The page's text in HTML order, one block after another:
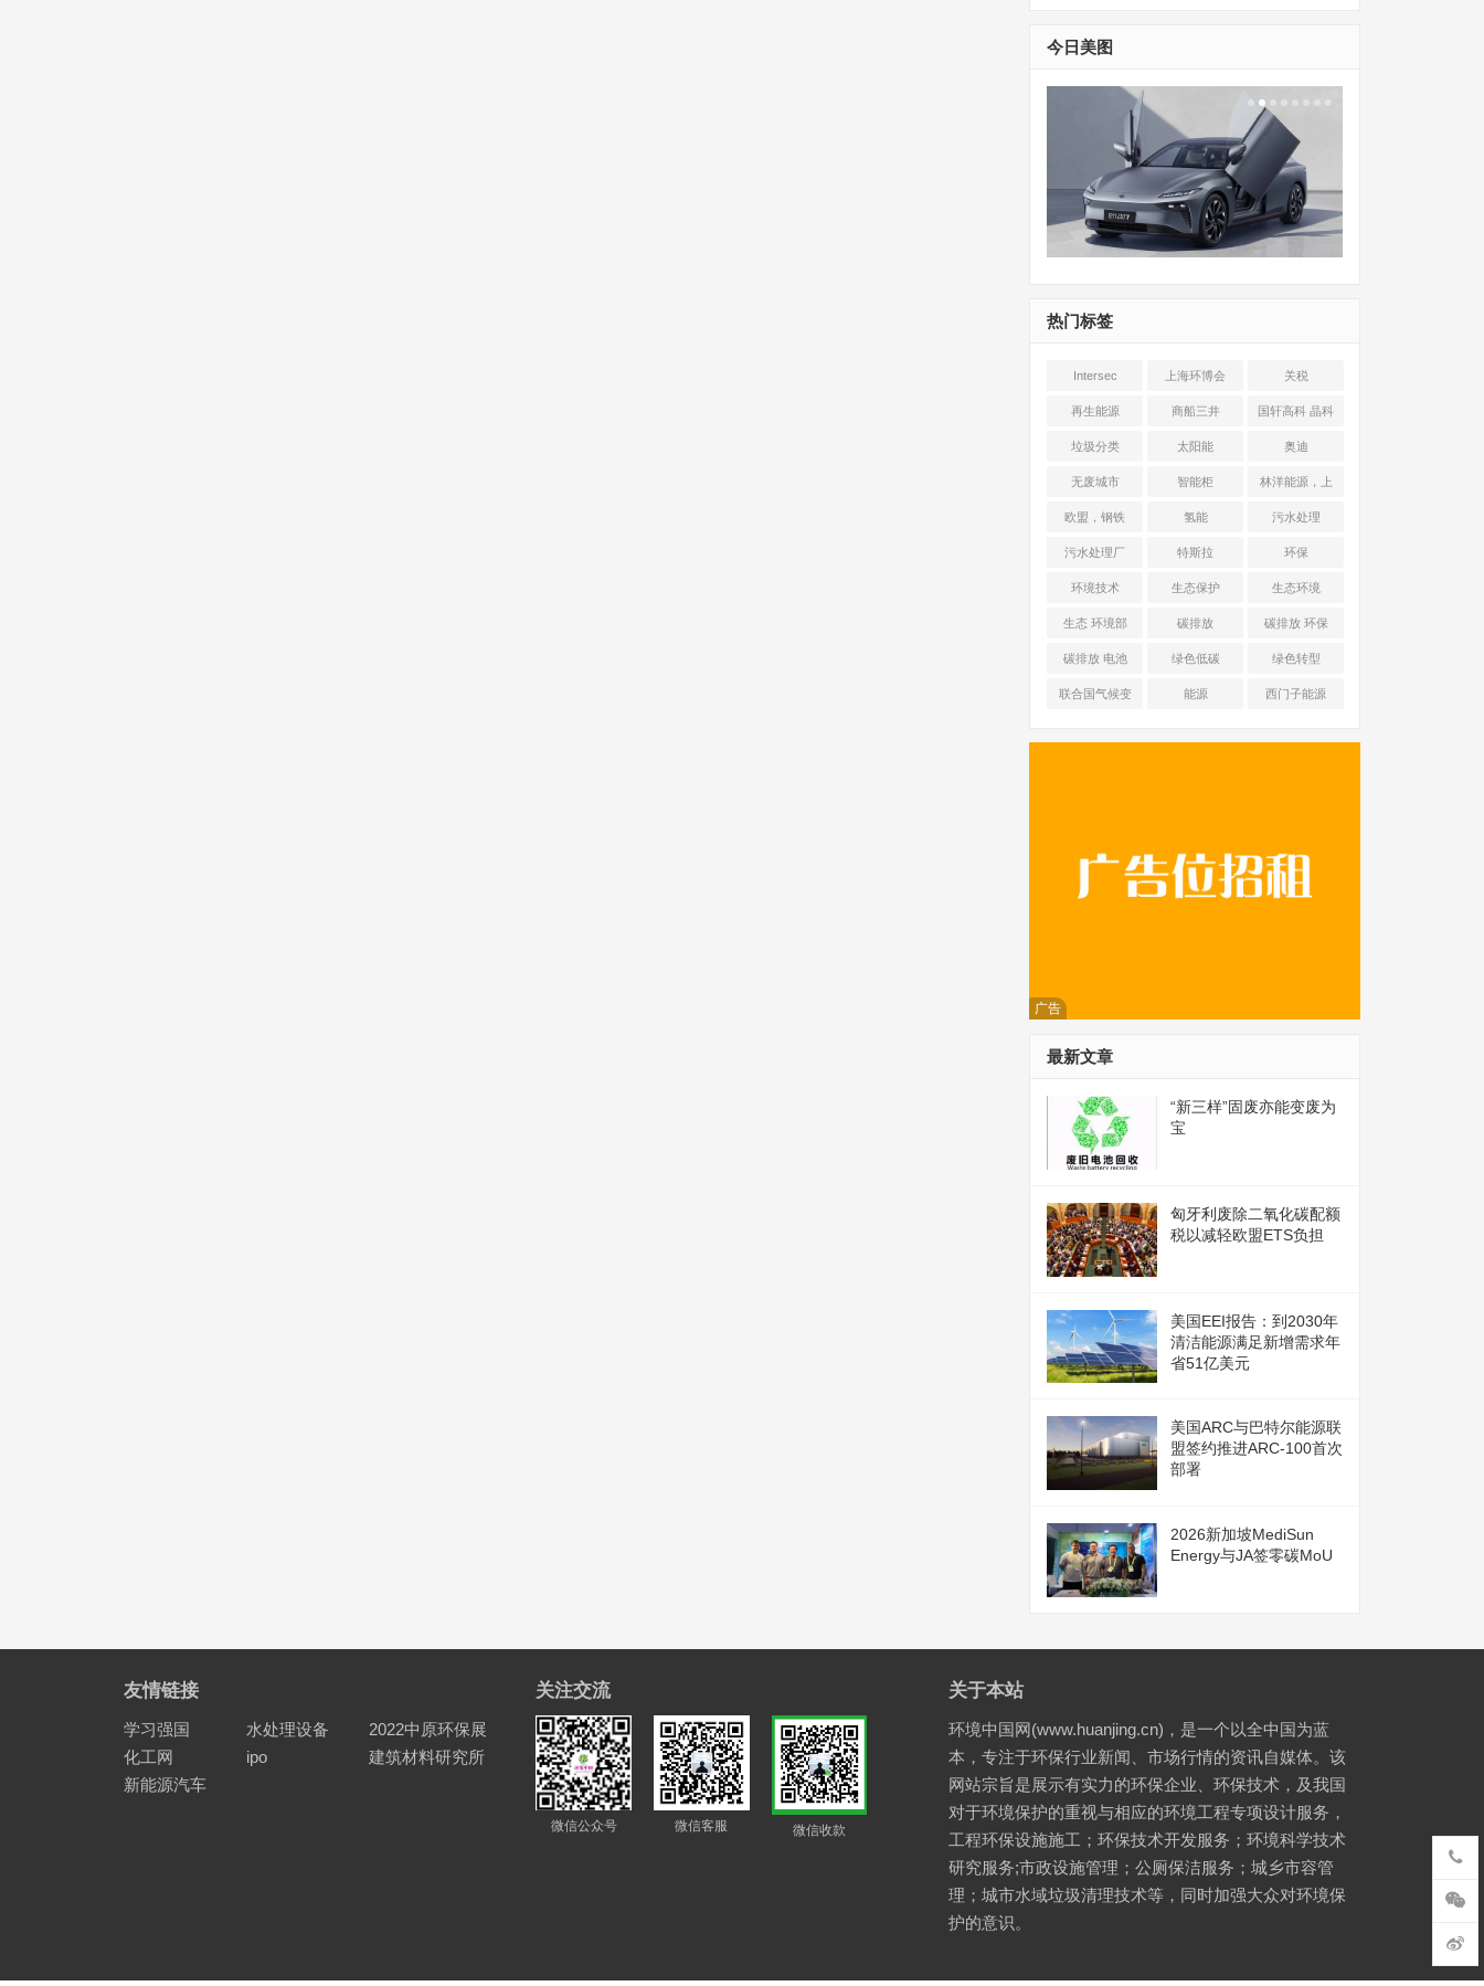
今日美图
热门标签
Intersec
Shanghai
上海环博会 关税
再生能源 商船三井 国轩高科 晶科
能源 光伏+储能
垃圾分类 太阳能 奥迪
无废城市 智能柜 林洋能源，上
海舜华新能源
欧盟，钢铁 氢能 污水处理
污水处理厂 特斯拉 环保
环境技术 生态保护 生态环境
生态 环境部 碳排放 碳排放 环保
碳排放 电池 绿色低碳 绿色转型
联合国气候变 能源 西门子能源
广告
最新文章
“新三样”固废亦能变废为
宝
匈牙利废除二氧化碳配额
税以减轻欧盟ETS负担
美国EEI报告：到2030年
清洁能源满足新增需求年
省51亿美元
美国ARC与巴特尔能源联
盟签约推进ARC-100首次
部署
2026新加坡MediSun
Energy与JA签零碳MoU
友情链接
学习强国 水处理设备
2022中原环保展
化工网
ipo
建筑材料研究所
新能源汽车
关注交流
微信公众号 微信客服 微信收款
关于本站
环境中国网(www.huanjing.cn)，是一个以全中国为蓝
本，专注于环保行业新闻、市场行情的资讯自媒体。该
网站宗旨是展示有实力的环保企业、环保技术，及我国
对于环境保护的重视与相应的环境工程专项设计服务，
工程环保设施施工；环保技术开发服务；环境科学技术
研究服务;市政设施管理；公厕保洁服务；城乡市容管
理；城市水域垃圾清理技术等，同时加强大众对环境保
护的意识。